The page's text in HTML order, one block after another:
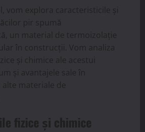
vom explora caracteristicile și
pir spumă
un material de termoizolație
în construcții. Vom analiza
și chimice ale acestui
și avantajele sale în
materiale de
fizice și chimice